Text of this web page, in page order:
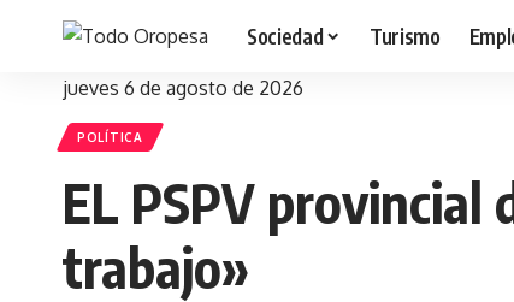
Sociedad Turismo
jueves 6 de agosto de 2026
POLÍTICA
EL PSPV provincial
trabajo»